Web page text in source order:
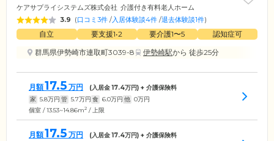
ケアサプライシステムズ株式会社 介護付き有料老人ホーム
3.9 (口コミ3件 /入居体験談4件 /退去体験談1件)
自立 要支援1•2 要介護1〜5
認知症可
群馬県伊勢崎市連取町3039-8
伊勢崎駅から 徒歩25分
月額17.5 万円 (入居金17.4万円) + 介護保険料
家 5.8万円 管 5.7万円 食 6.0万円 他 0万円
個室 / 13.53~14.86m2 / 上限
月額17.5 万円 (入居金17.4万円) + 介護保険料